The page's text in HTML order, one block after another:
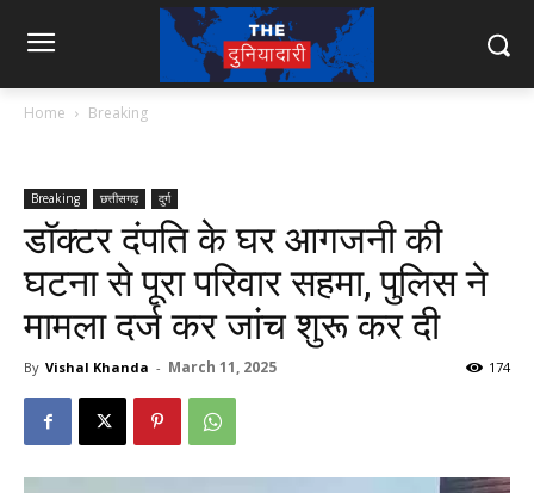
Home Breaking
Breaking छत्तीसगढ़ दुर्ग
डॉक्टर दंपति के घर आगजनी की
घटना से पूरा परिवार सहमा, पुलिस ने
मामला दर्ज कर जांच शुरू कर दी
By Vishal Khanda - March 11, 2025 174